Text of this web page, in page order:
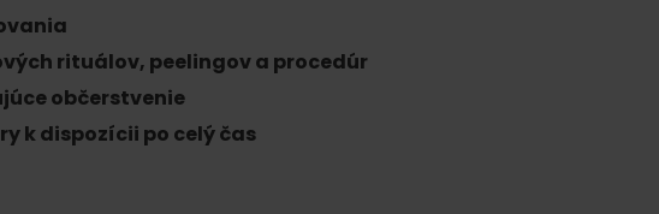
a aktivity
rituálov, peelingov a procedúr
občerstvenie
k dispozícii po celý čas